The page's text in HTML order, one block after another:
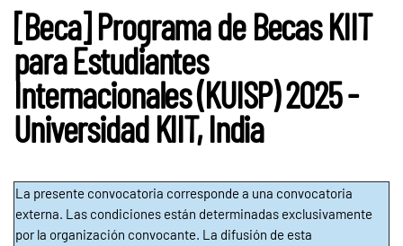
[Beca] Programa de Becas KIIT
para Estudiantes
Internacionales (KUISP) 2025 -
Universidad KIIT, India
La presente convocatoria corresponde a una convocatoria
externa. Las condiciones están determinadas exclusivamente
por la organización convocante. La difusión de esta